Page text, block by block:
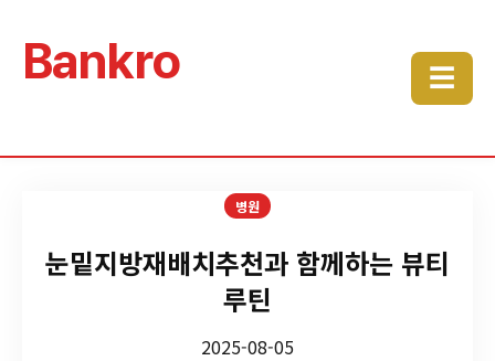
Bankro ☰
병원
눈밑지방재배치추천과 함께하는 뷰티
루틴
2025-08-05